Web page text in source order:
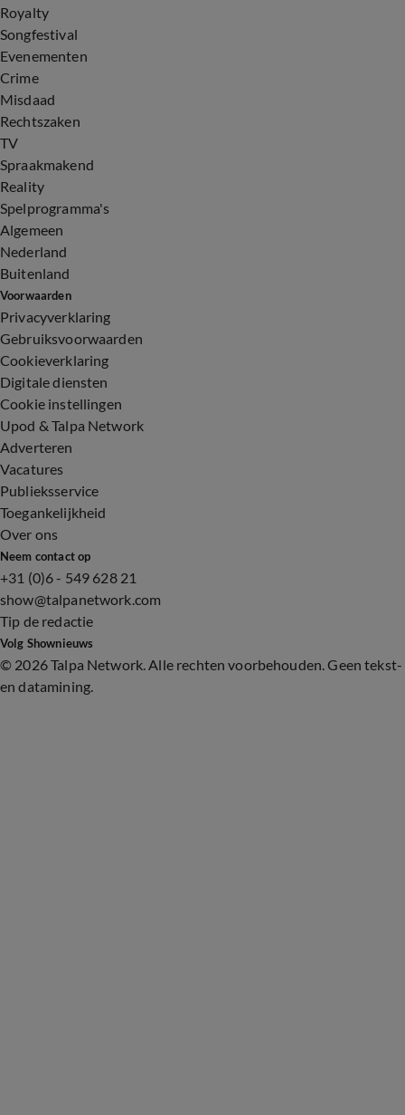
Royalty
Songfestival
Evenementen
Crime
Misdaad
Rechtszaken
TV
Spraakmakend
Reality
Spelprogramma's
Algemeen
Nederland
Buitenland
Voorwaarden
Privacyverklaring
Gebruiksvoorwaarden
Cookieverklaring
Digitale diensten
Cookie instellingen
Upod & Talpa Network
Adverteren
Vacatures
Publieksservice
Toegankelijkheid
Over ons
Neem contact op
+31 (0)6 - 549 628 21
show@talpanetwork.com
Tip de redactie
Volg Shownieuws
© 2026 Talpa Network. Alle rechten voorbehouden. Geen tekst-
en datamining.